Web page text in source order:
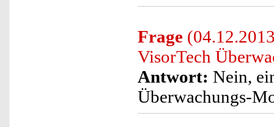
Frage
VisorTech
Antwort: Nein,
Überwachungs-